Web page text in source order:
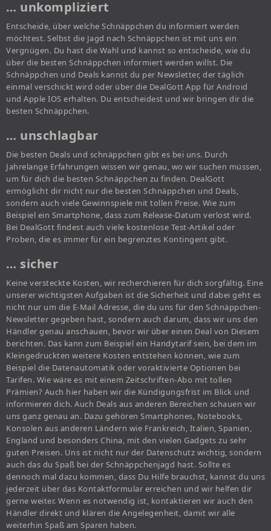
… unkompliziert
Entscheide, über welche Schnäppchen du informiert werden
möchtest. Selbst die Jagd nach Schnäppchen ist mit uns ein
Vergnügen. Du hast die Wahl und kannst so entscheide, wie du
über die besten Schnäppchen informiert werden willst. Die
Schnäppchen und Deals kannst du per Newsletter, der täglich
einmal verschickt wird oder über die DealGott App für Android
und Apple IOS erhalten. Du entscheidest und wir bringen dir die
besten Schnäppchen.
… unschlagbar
Die besten Deals und schnäppchen gibt es bei uns. Durch
Jahrelange Erfahrungen wissen wir genau, wo wir suchen müssen,
um für dich die besten Schnäppchen zu finden. DealGott
ermöglicht dir nicht nur die besten Schnäppchen und Deals,
sondern auch viele Gewinnspiele mit tollen Preise. Wie zum
Beispiel ein Smartphone, dass zum Release-Datum verlost wird.
Bei DealGott findest auch viele kostenlose Test-Artikel oder
Proben, die es immer für ein begrenztes Kontingent gibt.
… sicher
Keine versteckte Kosten, wir recherchieren für dich sorgfältig. Eine
unserer wichtigsten Aufgaben ist die Sicherheit und dabei geht es
nicht nur um die E-Mail Adresse, die du uns für den Schnäppchen-
Newsletter gegeben hast, sondern auch darum, dass wir uns den
Händler genau anschauen, bevor wir über einen Deal von Diesem
berichten. Das kann zum Beispiel ein Handytarif sein, bei dem im
Kleingedruckten weitere Kosten entstehen können, wie zum
Beispiel die Datenautomatik oder voraktivierte Optionen bei
Tarifen. Wie wäre es mit einem Zeitschriften-Abo mit tollen
Prämien? Auch hier haben wir die Kündigungsfrist im Blick und
informieren dich. Auch Deals aus anderen Bereichen schauen wir
uns ganz genau an. Dazu gehören Smartphones, Notebooks,
Konsolen aus anderen Ländern wie Frankreich, Italien, Spanien,
England und besonders China, mit den vielen Gadgets zu sehr
guten Preisen. Uns ist nicht nur der Datenschutz wichtig, sondern
auch das du Spaß bei der Schnäppchenjagd hast. Sollte es
dennoch mal dazu kommen, dass Du Hilfe brauchst, kannst du uns
jederzeit über das Kontaktformular erreichen und wir helfen dir
gerne weiter. Wenn es notwendig ist, kontaktieren wir auch den
Händler direkt und klären die Angelegenheit, damit wir alle
weiterhin Spaß am Sparen haben.